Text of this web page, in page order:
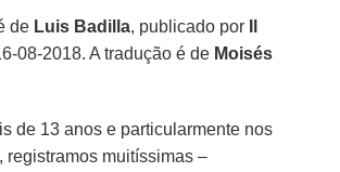
de Luis Badilla, publicado por
08-2018. A tradução é de Moisés
de 13 anos e particularmente nos
registramos muitíssimas –